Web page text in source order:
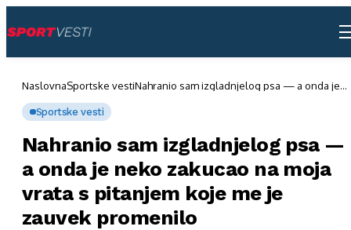
NaslovnaSportske vestiNahranio sam izgladnjelog psa — a onda je
Sportske vesti
Nahranio sam izgladnjelog psa —
a onda je neko zakucao na moja
vrata s pitanjem koje me je
zauvek promenilo